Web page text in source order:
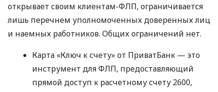
открывает своим клиентам-ФЛП, ограничивается
лишь перечнем уполномоченных доверенных лиц
и наемных работников. Общих ограничений нет.
Карта «Ключ к счету» от ПриватБанк — это
инструмент для ФЛП, предоставляющий
прямой доступ к расчетному счету 2600,